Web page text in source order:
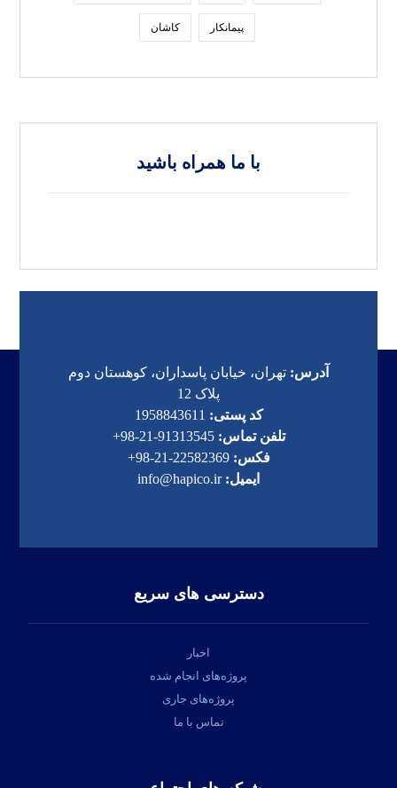
پیمانکار کاشان
با ما همراه باشید
آدرس: تهران، خیابان پاسداران، کوهستان دوم
پلاک 12
کد پستی:
تلفن تماس: 91313545-21-98+
فکس: 22582369-21-98+
ایمیل: info@hapico.ir
دسترسی های سریع
اخبار
پروژه‌های انجام شده
پروژه‌های جاری
تماس با ما